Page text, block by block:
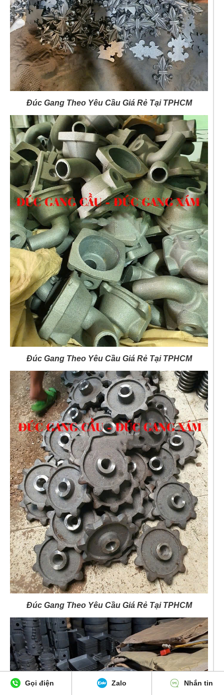
Đúc Gang Theo Yêu Cầu Giá Rẻ Tại TPHCM
Đúc Gang Theo Yêu Cầu Giá Rẻ Tại TPHCM
Đúc Gang Theo Yêu Cầu Giá Rẻ Tại TPHCM
Gọi điện Zalo Nhắn tin